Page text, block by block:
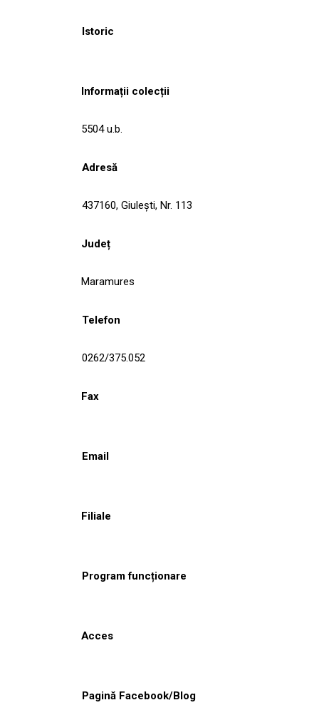
Istoric
Informații colecții
5504 u.b.
Adresă
437160, Giuleşti, Nr. 113
Județ
Maramures
Telefon
0262/375.052
Fax
Email
Filiale
Program funcționare
Acces
Pagină Facebook/Blog